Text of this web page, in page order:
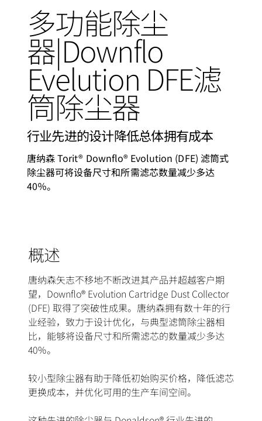
多功能除尘
器|Downflo
Evelution DFE滤
筒除尘器
行业先进的设计降低总体拥有成本
唐纳森 Torit® Downflo® Evolution (DFE) 滤筒式
除尘器可将设备尺寸和所需滤芯数量减少多达
40％。
概述
唐纳森矢志不移地不断改进其产品并超越客户期
望，Downflo® Evolution Cartridge Dust Collector
(DFE) 取得了突破性成果。唐纳森拥有数十年的行
业经验，致力于设计优化，与典型滤筒除尘器相
比，能够将设备尺寸和所需滤芯的数量减少多达
40％。
较小型除尘器有助于降低初始购买价格，降低滤芯
更换成本，并优化可用的生产车间空间。